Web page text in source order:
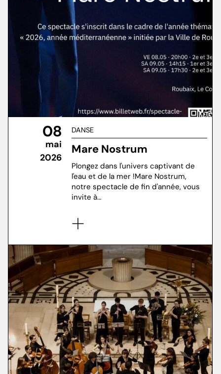
08
mai
2026
DANSE
Mare Nostrum
Plongez dans l'univers captivant de
l'eau et de la mer !Mare Nostrum,
notre spectacle de fin d'année, vous
invite à…